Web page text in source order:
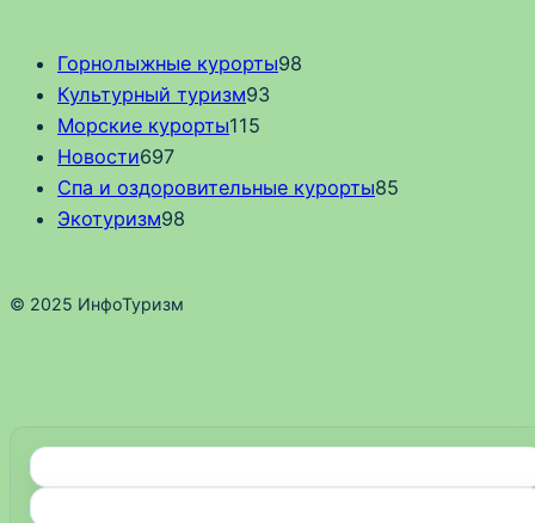
Горнолыжные курорты98
Культурный туризм93
Морские курорты115
Новости697
Спа и оздоровительные курорты85
Экотуризм98
© 2025 ИнфоТуризм